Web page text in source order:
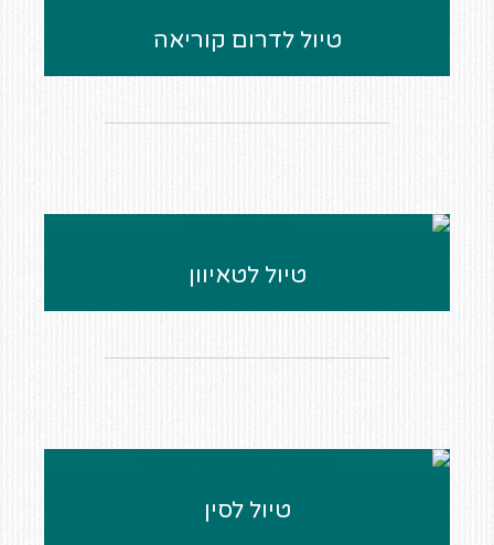
טיול לדרום קוריאה
טיול לטאיוון
טיול לסין